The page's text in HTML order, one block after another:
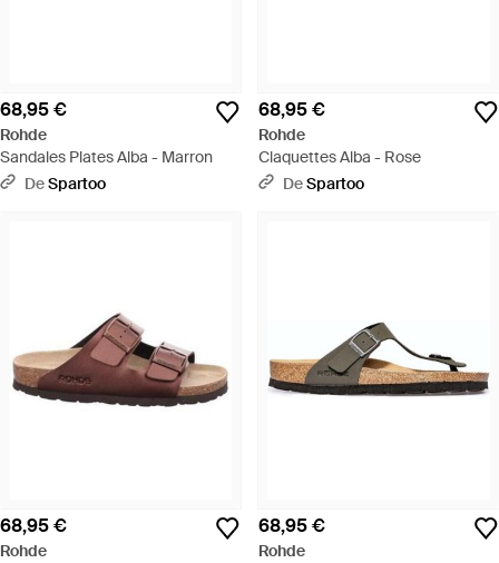
68,95 €
Rohde
Sandales Plates Alba - Marron
DeSpartoo
68,95 €
Rohde
Claquettes Alba - Rose
DeSpartoo
68,95 €
Rohde
68,95 €
Rohde